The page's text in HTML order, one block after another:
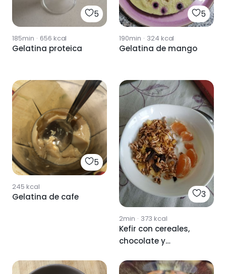
5
185min · 656 kcal
Gelatina proteica
5
190min · 324 kcal
Gelatina de mango
5
245 kcal
Gelatina de cafe 3
2min · 373 kcal
Kefir con cereales,
chocolate y